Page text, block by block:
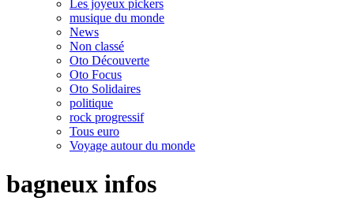
Les joyeux pickers
musique du monde
News
Non classé
Oto Découverte
Oto Focus
Oto Solidaires
politique
rock progressif
Tous euro
Voyage autour du monde
bagneux infos